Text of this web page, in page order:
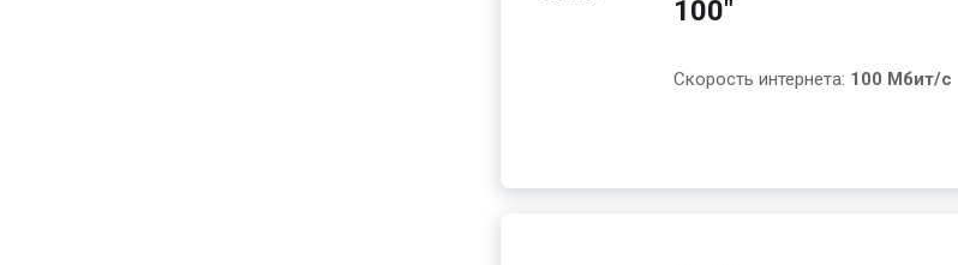
100"
Скорость интернета: 100 Мбит/с